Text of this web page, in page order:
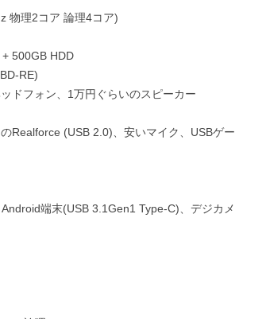
物理2コア 論理4コア)
500GB HDD
RE)
ドフォン、1万円ぐらいのスピーカー
Realforce (USB 2.0)、安いマイク、USBゲー
端末(USB 3.1Gen1 Type-C)、デジカメ